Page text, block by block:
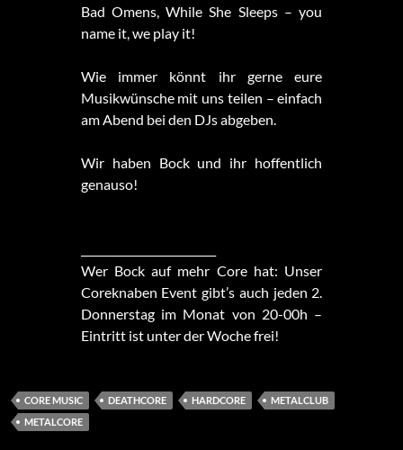
Bad Omens, While She Sleeps – you
name it, we play it!
Wie immer könnt ihr gerne eure
Musikwünsche mit uns teilen – einfach
am Abend bei den DJs abgeben.
Wir haben Bock und ihr hoffentlich
genauso!
Wer Bock auf mehr Core hat: Unser
Coreknaben Event gibt’s auch jeden 2.
Donnerstag im Monat von 20-00h –
Eintritt ist unter der Woche frei!
CORE MUSIC DEATHCORE HARDCORE
METALCLUB
METALCORE